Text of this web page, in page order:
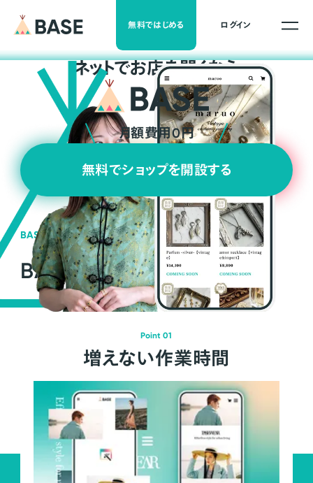
無料ではじめる ログイン
ネットでお店を開くなら
月額費用0円
無料でショップを開設する
BASEの強み
BASEが強い3つの理由
Point 01
増えない作業時間